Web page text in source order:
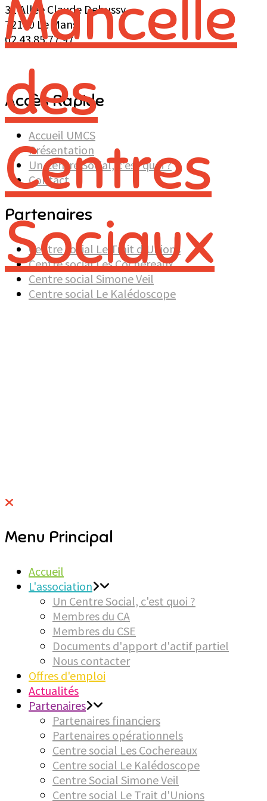
31 Allée Claude Debussy
72100 Le Mans
02.43.85.77.97
Accès Rapide
Accueil UMCS
Présentation
Un Centre Social, c'est quoi ?
Contact
Partenaires
Centre social Le Trait d'Unions
Centre social Les Cochereaux
Centre social Simone Veil
Centre social Le Kalédoscope
Menu Principal
Accueil
L'association
Un Centre Social, c'est quoi ?
Membres du CA
Membres du CSE
Documents d'apport d'actif partiel
Nous contacter
Offres d'emploi
Actualités
Partenaires
Partenaires financiers
Partenaires opérationnels
Centre social Les Cochereaux
Centre social Le Kalédoscope
Centre Social Simone Veil
Centre social Le Trait d'Unions